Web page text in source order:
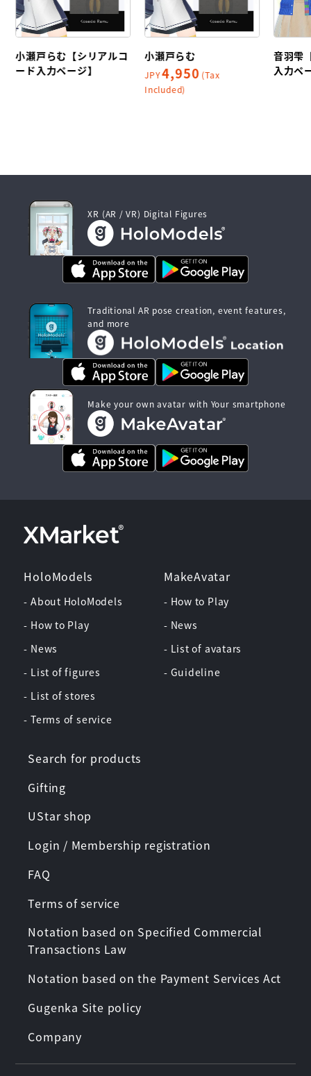
小瀬戸らむ【シリアルコ
ード入力ページ】
小瀬戸らむ
JPY4,950 (Tax
Included)
音羽雫
入力ペ
XR (AR / VR) Digital Figures
Traditional AR pose creation, event features,
and more
Make your own avatar with Your smartphone
HoloModels
- About HoloModels
- How to Play
- News
- List of figures
- List of stores
- Terms of service
MakeAvatar
- How to Play
- News
- List of avatars
- Guideline
Search for products
Gifting
UStar shop
Login / Membership registration
FAQ
Terms of service
Notation based on Specified Commercial
Transactions Law
Notation based on the Payment Services Act
Gugenka Site policy
Company